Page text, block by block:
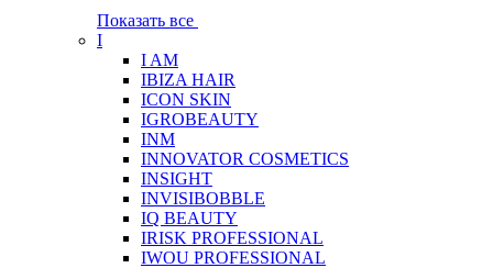
Показать все
I
I AM
IBIZA HAIR
ICON SKIN
IGROBEAUTY
INM
INNOVATOR COSMETICS
INSIGHT
INVISIBOBBLE
IQ BEAUTY
IRISK PROFESSIONAL
IWOU PROFESSIONAL